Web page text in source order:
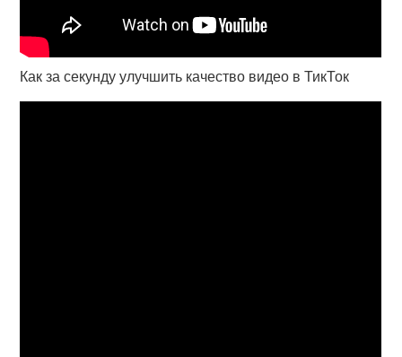
Как за секунду улучшить качество видео в ТикТок